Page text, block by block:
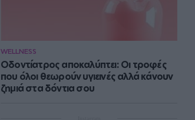
WELLNESS
Οδοντίατρος αποκαλύπτει: Οι τροφές
που όλοι θεωρούν υγιεινές αλλά κάνουν
ζημιά στα δόντια σου